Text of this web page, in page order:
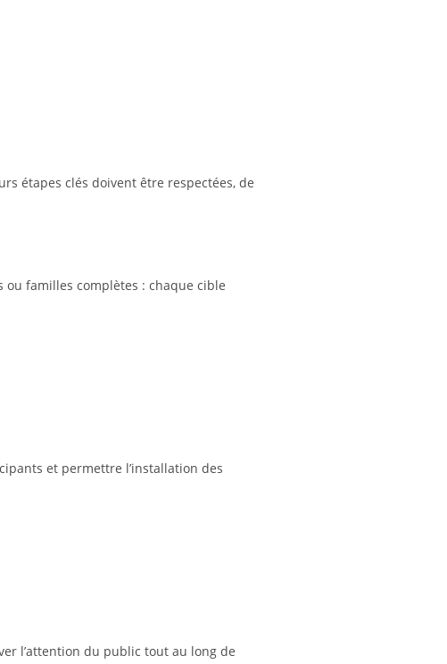
étapes clés doivent être respectées, de
ou familles complètes : chaque cible
et permettre l’installation des
l’attention du public tout au long de